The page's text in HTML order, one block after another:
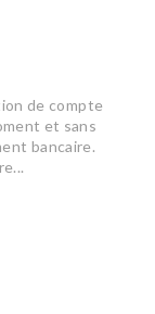
de compte
et sans
bancaire.